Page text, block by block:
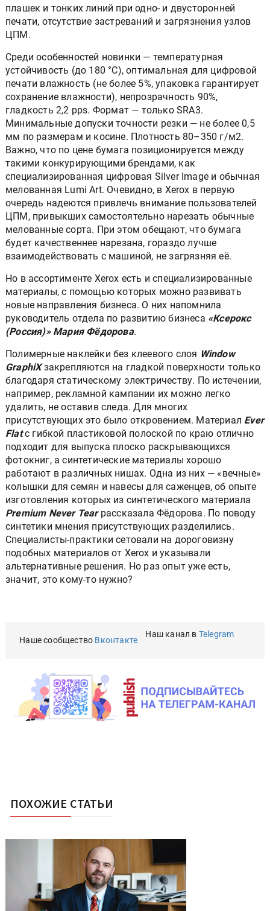
плашек и тонких линий при одно- и двусторонней
печати, отсутствие застреваний и загрязнения узлов
ЦПМ.
Среди особенностей новинки — температурная
устойчивость (до 180 °С), оптимальная для цифровой
печати влажность (не более 5%, упаковка гарантирует
сохранение влажности), непрозрачность 90%,
гладкость 2,2 pps. Формат — только SRA3.
Минимальные допуски точности резки — не более 0,5
мм по размерам и косине. Плотность 80–350 г/м2.
Важно, что по цене бумага позиционируется между
такими конкурирующими брендами, как
специализированная цифровая Silver Image и обычная
мелованная Lumi Art. Очевидно, в Xerox в первую
очередь надеются привлечь внимание пользователей
ЦПМ, привыкших самостоятельно нарезать обычные
мелованные сорта. При этом обещают, что бумага
будет качественнее нарезана, гораздо лучше
взаимодействовать с машиной, не загрязняя её.
Но в ассортименте Xerox есть и специализированные
материалы, с помощью которых можно развивать
новые направления бизнеса. О них напомнила
руководитель отдела по развитию бизнеса «Ксерокс
(Россия)» Мария Фёдорова.
Полимерные наклейки без клеевого слоя Window
GraphiXзакрепляются на гладкой поверхности только
благодаря статическому электричеству. По истечении,
например, рекламной кампании их можно легко
удалить, не оставив следа. Для многих
присутствующих это было откровением. Материал Ever
Flatс гибкой пластиковой полоской по краю отлично
подходит для выпуска плоско раскрывающихся
фотокниг, а синтетические материалы хорошо
работают в различных нишах. Одна из них — «вечные»
колышки для семян и навесы для саженцев, об опыте
изготовления которых из синтетического материала
Premium Never Tearрассказала Фёдорова. По поводу
синтетики мнения присутствующих разделились.
Специалисты-практики сетовали на дороговизну
подобных материалов от Xerox и указывали
альтернативные решения. Но раз опыт уже есть,
значит, это кому-то нужно?
Наше сообщество Вконтакте
Наш канал в Telegram
ПОХОЖИЕ СТАТЬИ